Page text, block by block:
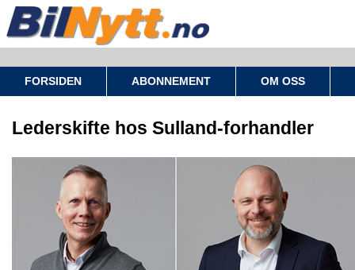
FORSIDEN ABONNEMENT OM OSS
Lederskifte hos Sulland-forhandler